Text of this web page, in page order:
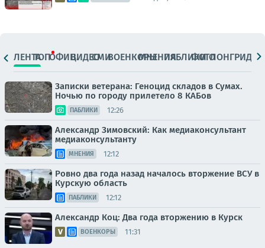
ЛЕНТАТОПОФИЦ.ВИДЕОСМИВОЕНКОРЫМНЕНИЯПАБЛИКИ
ФОТОЛОНГРИДЫ
Записки ветерана: Геноцид складов в Сумах.
Ночью по городу прилетело 8 КАБов
ПАБЛИКИ 12:26
Александр Зимовский: Как медиаконсультант
медиаконсультанту
МНЕНИЯ 12:12
Ровно два года назад началось вторжение ВСУ в
Курскую область
ПАБЛИКИ 12:12
Александр Коц: Два года вторжению в Курск
ВОЕНКОРЫ 11:31